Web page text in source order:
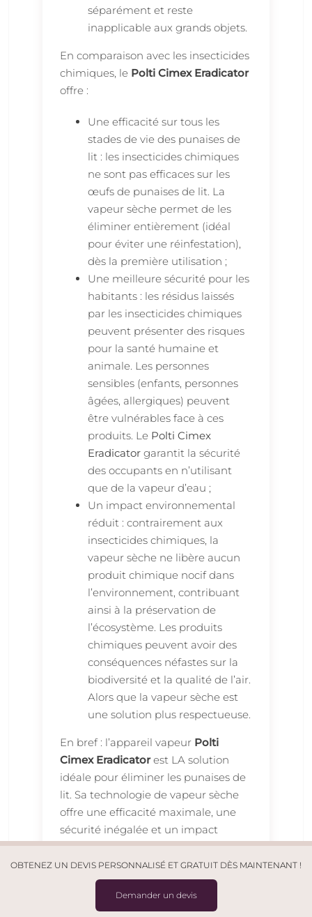
séparément et reste
inapplicable aux grands objets.
En comparaison avec les insecticides
chimiques, le Polti Cimex Eradicator
offre :
Une efficacité sur tous les
stades de vie des punaises de
lit : les insecticides chimiques
ne sont pas efficaces sur les
œufs de punaises de lit. La
vapeur sèche permet de les
éliminer entièrement (idéal
pour éviter une réinfestation),
dès la première utilisation ;
Une meilleure sécurité pour les
habitants : les résidus laissés
par les insecticides chimiques
peuvent présenter des risques
pour la santé humaine et
animale. Les personnes
sensibles (enfants, personnes
âgées, allergiques) peuvent
être vulnérables face à ces
produits. Le Polti Cimex
Eradicatorgarantit la sécurité
des occupants en n’utilisant
que de la vapeur d’eau ;
Un impact environnemental
réduit : contrairement aux
insecticides chimiques, la
vapeur sèche ne libère aucun
produit chimique nocif dans
l’environnement, contribuant
ainsi à la préservation de
l’écosystème. Les produits
chimiques peuvent avoir des
conséquences néfastes sur la
biodiversité et la qualité de l’air.
Alors que la vapeur sèche est
une solution plus respectueuse.
En bref : l’appareil vapeur Polti
Cimex Eradicatorest LA solution
idéale pour éliminer les punaises de
lit. Sa technologie de vapeur sèche
offre une efficacité maximale, une
sécurité inégalée et un impact
environnemental réduit. Alors, optez
pour l’efficacité, la sécurité et le
respect de l’environnement : achetez
l’appareil vapeur punaisePolti
OBTENEZ UN DEVIS PERSONNALISÉ ET GRATUIT DÈS MAINTENANT !
Demander un devis